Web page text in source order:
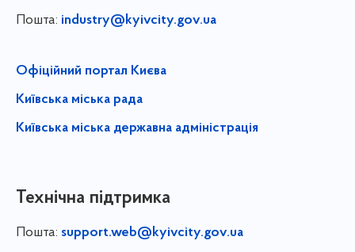
Пошта: industry@kyivcity.gov.ua
Офіційний портал Києва
Київська міська рада
Київська міська державна адміністрація
Технічна підтримка
Пошта: support.web@kyivcity.gov.ua